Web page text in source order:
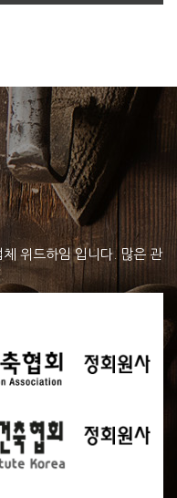
위드하임 입니다. 많은 관